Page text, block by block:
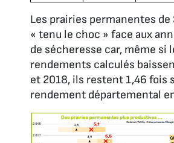
Les prairies permanentes
« tenu le choc » face aux
de sécheresse car, même si
rendements calculés
et 2018, ils restent 1,46 fois
rendement départemental